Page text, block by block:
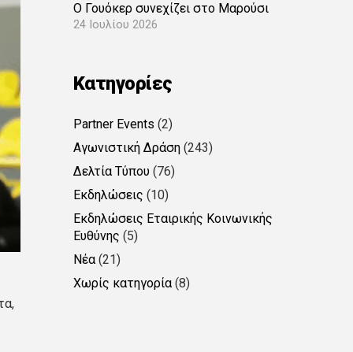
Ο Γουόκερ συνεχίζει στο Μαρούσι
24 Ιουλίου 2026
Kατηγορίες
Partner Events (2)
Αγωνιστική Δράση(243)
Δελτία Τύπου (76)
Εκδηλώσεις (10)
Εκδηλώσεις Εταιρικής Κοινωνικής
Ευθύνης (5)
Νέα(21)
Χωρίς κατηγορία(8)